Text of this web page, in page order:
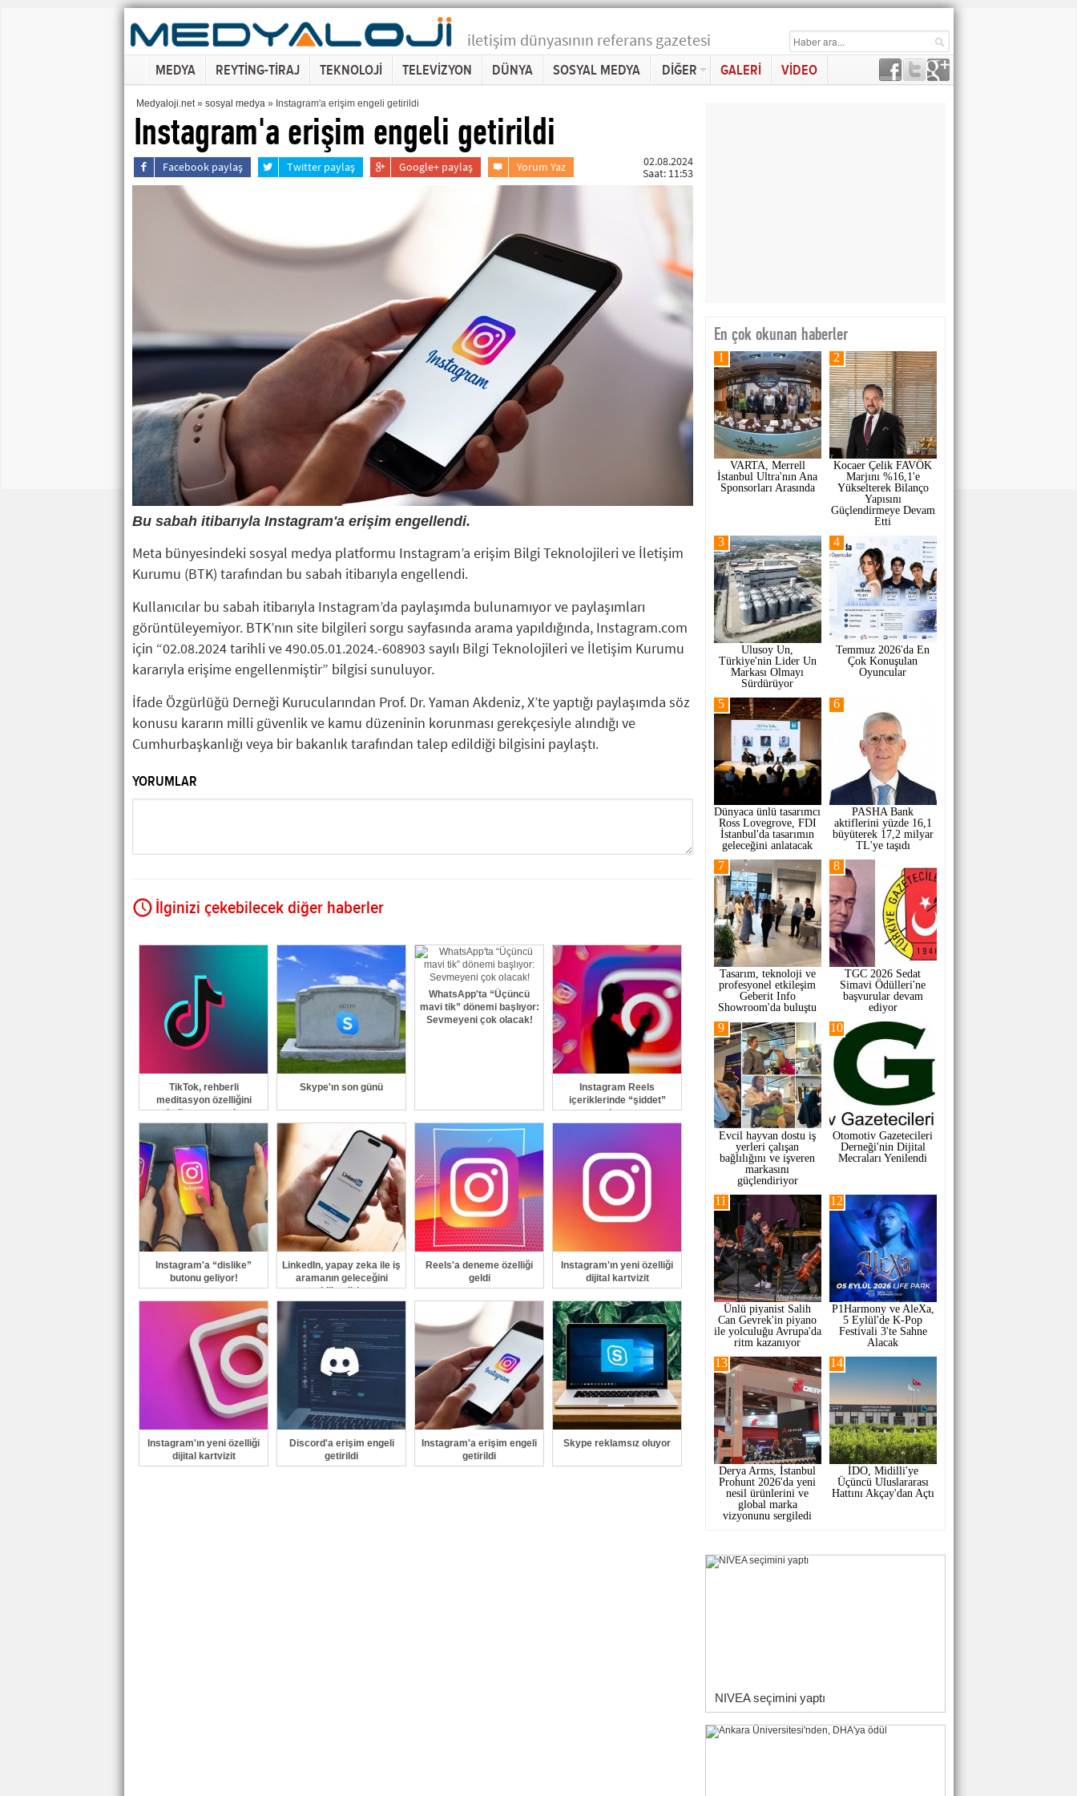
iletişim dünyasının referans gazetesi
MEDYA REYTİNG-TİRAJ TEKNOLOJİ TELEVİZYON DÜNYA SOSYAL MEDYA DİĞER GALERİ VİDEO
Instagram'a erişim engeli getirildi
Medyaloji.net» sosyal medya » Instagram'a erişim engeli getirildi
Facebook paylaş Twitter paylaş Google+ paylaş Yorum Yaz
02.08.2024
Saat: 11:53
Bu sabah itibarıyla Instagram'a erişim engellendi.
Meta bünyesindeki sosyal medya platformu Instagram’a erişim Bilgi Teknolojileri ve İletişim
Kurumu (BTK) tarafından bu sabah itibarıyla engellendi.
Kullanıcılar bu sabah itibarıyla Instagram’da paylaşımda bulunamıyor ve paylaşımları
görüntüleyemiyor. BTK’nın site bilgileri sorgu sayfasında arama yapıldığında, Instagram.com
için “02.08.2024 tarihli ve 490.05.01.2024.-608903 sayılı Bilgi Teknolojileri ve İletişim Kurumu
kararıyla erişime engellenmiştir” bilgisi sunuluyor.
İfade Özgürlüğü Derneği Kurucularından Prof. Dr. Yaman Akdeniz, X’te yaptığı paylaşımda söz
konusu kararın milli güvenlik ve kamu düzeninin korunması gerekçesiyle alındığı ve
Cumhurbaşkanlığı veya bir bakanlık tarafından talep edildiği bilgisini paylaştı.
YORUMLAR
GÖNDER
İlginizi çekebilecek diğer haberler
TikTok, rehberli
meditasyon özelliğini
kullanıma sundu
Skype'ın son günü
WhatsApp'ta “Üçüncü
mavi tik” dönemi başlıyor:
Sevmeyeni çok olacak!
Instagram Reels
içeriklerinde “şiddet”
patlaması
Instagram'a “dislike”
butonu geliyor!
LinkedIn, yapay zeka ile iş
aramanın geleceğini
şekillendiriyor
Reels'a deneme özelliği
geldi
Instagram'ın yeni özelliği
dijital kartvizit
Instagram'ın yeni özelliği
dijital kartvizit
Discord'a erişim engeli
getirildi
Instagram'a erişim engeli
getirildi
Skype reklamsız oluyor
En çok okunan haberler
VARTA, Merrell
İstanbul Ultra'nın Ana
Sponsorları Arasında
1
Kocaer Çelik FAVÖK
Marjını %16,1'e
Yükselterek Bilanço
Yapısını
Güçlendirmeye Devam
Etti
2
Ulusoy Un,
Türkiye'nin Lider Un
Markası Olmayı
Sürdürüyor
3
Temmuz 2026'da En
Çok Konuşulan
Oyuncular
4
Dünyaca ünlü tasarımcı
Ross Lovegrove, FDI
İstanbul'da tasarımın
geleceğini anlatacak
5
PASHA Bank
aktiflerini yüzde 16,1
büyüterek 17,2 milyar
TL'ye taşıdı
6
Tasarım, teknoloji ve
profesyonel etkileşim
Geberit Info
Showroom'da buluştu
7
TGC 2026 Sedat
Simavi Ödülleri'ne
başvurular devam
ediyor
8
Evcil hayvan dostu iş
yerleri çalışan
bağlılığını ve işveren
markasını
güçlendiriyor
9
Otomotiv Gazetecileri
Derneği'nin Dijital
Mecraları Yenilendi
10
Ünlü piyanist Salih
Can Gevrek'in piyano
ile yolculuğu Avrupa'da
ritm kazanıyor
11
P1Harmony ve AleXa,
5 Eylül'de K-Pop
Festivali 3'te Sahne
Alacak
12
Derya Arms, İstanbul
Prohunt 2026'da yeni
nesil ürünlerini ve
global marka
vizyonunu sergiledi
13
İDO, Midilli'ye
Üçüncü Uluslararası
Hattını Akçay'dan Açtı
14
NIVEA seçimini yaptı